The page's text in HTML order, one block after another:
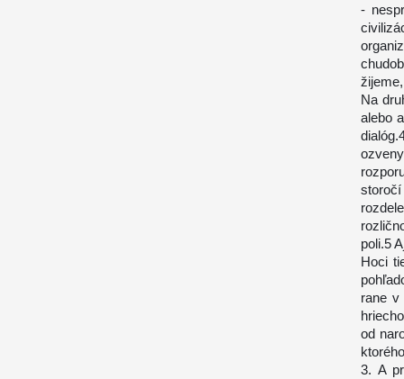
-
Na
alebo
poli.5
Hoci
rane v
od
3. A